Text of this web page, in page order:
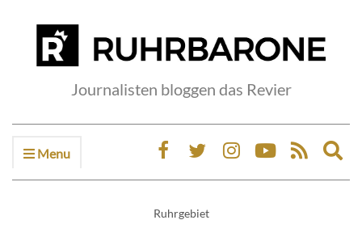
Journalisten bloggen das Revier
Menu
Ruhrgebiet